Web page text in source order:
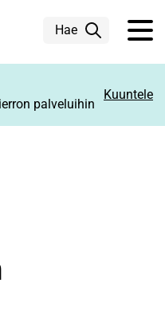
Hae
palveluihin
Kuuntele